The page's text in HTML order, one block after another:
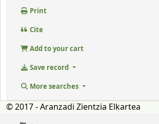
Print
Cite
Add to your cart
Save record
More searches
© 2017 - Aranzadi Zientzia Elkartea